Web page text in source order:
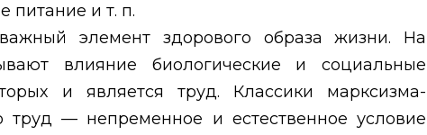
питание и т. п.
элемент здорового образа жизни. На
влияние биологические и социальные
и является труд. Классики марксизма-
труд — непременное и естественное условие